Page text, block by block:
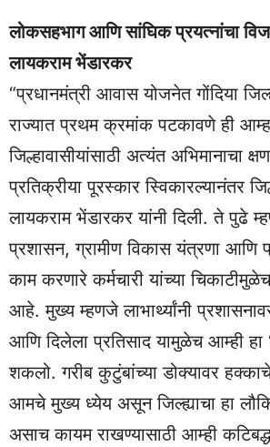
लोकसहभाग आणि सांघिक प्रयत्नांचा
लायकराम भेंडारकर
“प्रधानमंत्री आवास योजनेत गोंदिया
राज्यात प्रथम क्रमांक पटकावणे ही
जिल्हावासीयांसाठी अत्यंत अभिमानाचा
प्रतिक्रीया पूरस्कार स्विकारल्यानंतर
लायकराम भेंडारकर यांनी दिली. ते पुढे
प्रशासन, ग्रामीण विकास यंत्रणा आणि
काम करणारे कर्मचारी यांच्या
आहे. मुख्य म्हणजे लाभार्थ्यांनी
आणि दिलेला प्रतिसाद यामुळेच आम्ही हा
शकलो. गरीब कुटुंबांच्या डोक्यावर
आमचे मुख्य ध्येय असून जिल्ह्याचा हा
असाच कायम राखण्यासाठी आम्ही